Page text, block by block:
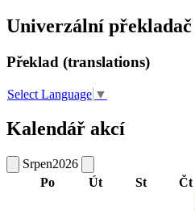
Univerzální překladač
Překlad (translations)
Select Language ▼
Kalendář akcí
Srpen2026
Po
Út St Čt